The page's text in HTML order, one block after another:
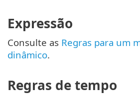
Expressão
Consulte as Regras para um
dinâmico.
Regras de tempo